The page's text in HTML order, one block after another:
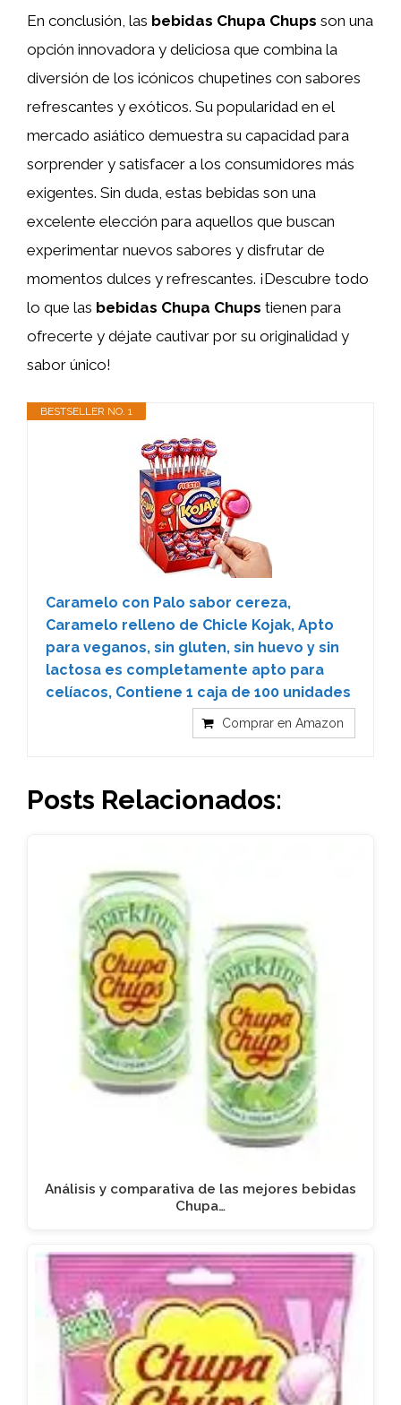
En conclusión, las bebidas Chupa Chups son una
opción innovadora y deliciosa que combina la
diversión de los icónicos chupetines con sabores
refrescantes y exóticos. Su popularidad en el
mercado asiático demuestra su capacidad para
sorprender y satisfacer a los consumidores más
exigentes. Sin duda, estas bebidas son una
excelente elección para aquellos que buscan
experimentar nuevos sabores y disfrutar de
momentos dulces y refrescantes. ¡Descubre todo
lo que las bebidas Chupa Chups tienen para
ofrecerte y déjate cautivar por su originalidad y
sabor único!
BESTSELLER NO. 1
Caramelo con Palo sabor cereza,
Caramelo relleno de Chicle Kojak, Apto
para veganos, sin gluten, sin huevo y sin
lactosa es completamente apto para
celíacos, Contiene 1 caja de 100 unidades
Comprar en Amazon
Posts Relacionados:
Análisis y comparativa de las mejores bebidas
Chupa…